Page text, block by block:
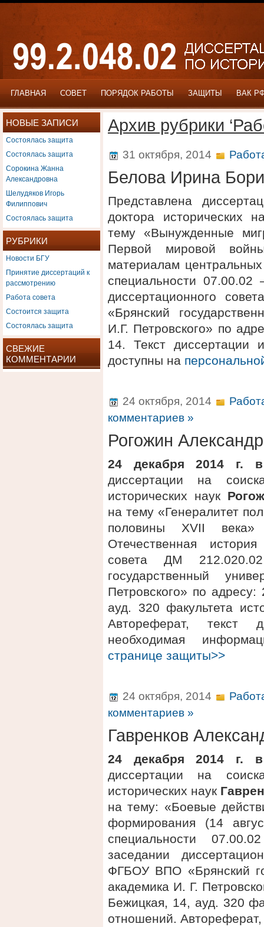
ГЛАВНАЯ СОВЕТ ПОРЯДОК РАБОТЫ ЗАЩИТЫ ВАК
НОВЫЕ ЗАПИСИ
Состоялась защита
Состоялась защита
Сорокина Жанна
Александровна
Шелудяков Игорь
Филиппович
Состоялась защита
РУБРИКИ
Новости БГУ
Принятие диссертаций к
рассмотрению
Работа совета
Состоится защита
Состоялась защита
СВЕЖИЕ
КОММЕНТАРИИ
Архив рубрики
31 октября, 2014
Белова Ирина
Представлена
доктора исторических
тему «Вынужденные
Первой мировой
материалам
специальности 07.00.02
диссертационного
«Брянский
И.Г. Петровского» по
14. Текст диссертации
доступны на
24 октября, 2014
комментариев »
Рогожин
24 декабря 2014 г.
диссертации на
исторических наук
на тему «Генералитет
половины XVII
Отечественная
совета ДМ
государственный
Петровского» по
ауд. 320 факультета
Автореферат, текст
необходимая
странице защиты>>
24 октября, 2014
комментариев »
Гавренков
24 декабря 2014 г.
диссертации на
исторических наук
на тему: «Боевые
формирования (14
специальности
заседании
ФГБОУ ВПО «Брянский
академика И. Г.
Бежицкая, 14, ауд. 320
отношений. Автореферат,